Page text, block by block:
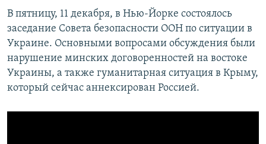
В пятницу, 11 декабря, в Нью-Йорке состоялось
заседание Совета безопасности ООН по ситуации в
Украине. Основными вопросами обсуждения были
нарушение минских договоренностей на востоке
Украины, а также гуманитарная ситуация в Крыму,
который сейчас аннексирован Россией.